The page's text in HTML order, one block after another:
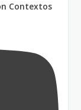
Contextos